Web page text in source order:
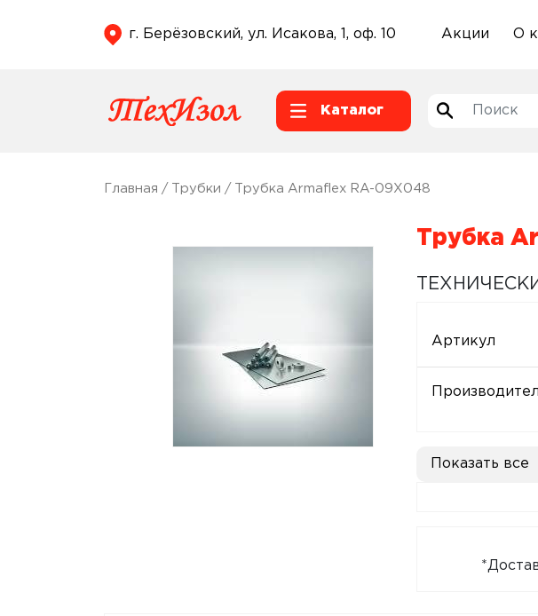
г. Берёзовский, ул. Исакова, 1, оф. 10 Акции О
Каталог
Главная / Трубки / Трубка Armaflex RA-09X048
Трубка
Артикул
Показать все